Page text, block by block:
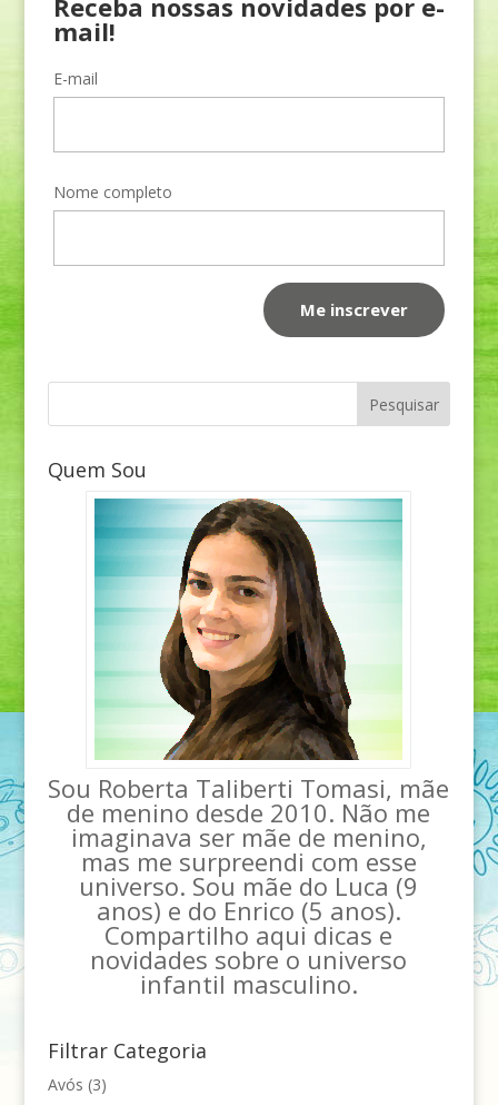
mail!
E-mail
Nome completo
Quem Sou
Sou Roberta Taliberti Tomasi, mãe
de menino desde 2010. Não me
imaginava ser mãe de menino,
mas me surpreendi com esse
universo. Sou mãe do Luca (9
anos) e do Enrico (5 anos).
Compartilho aqui dicas e
novidades sobre o universo
infantil masculino.
Filtrar Categoria
Avós (3)